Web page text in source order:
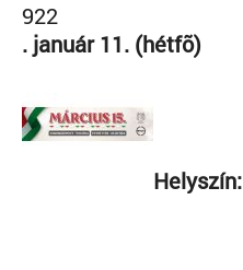
922
. január 11. (hétfõ)
Helyszín: